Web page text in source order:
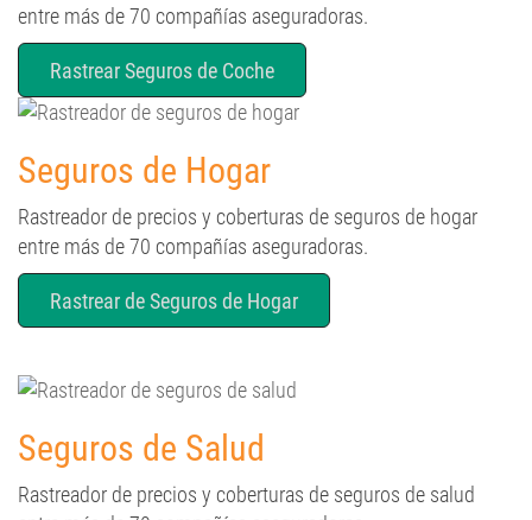
entre más de 70 compañías aseguradoras.
Rastrear Seguros de Coche
Seguros de Hogar
Rastreador de precios y coberturas de seguros de hogar
entre más de 70 compañías aseguradoras.
Rastrear de Seguros de Hogar
Seguros de Salud
Rastreador de precios y coberturas de seguros de salud